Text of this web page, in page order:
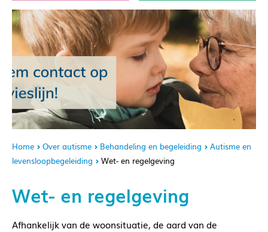
Home Over autisme Behandeling en begeleiding
Autisme en
levensloopbegeleiding
Wet- en regelgeving
Wet- en regelgeving
Afhankelijk van de woonsituatie, de aard van de